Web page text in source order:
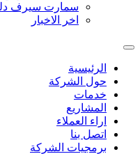
سمارت سيرف
اخر الاخبار
الرئيسية
حول الشركة
خدمات
المشاريع
اراء العملاء
اتصل بنا
برمجيات الشركة